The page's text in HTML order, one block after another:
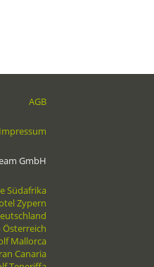
AGB
Impressum
GmbH
Südafrika
Zypern
Österreich
Mallorca
Canaria